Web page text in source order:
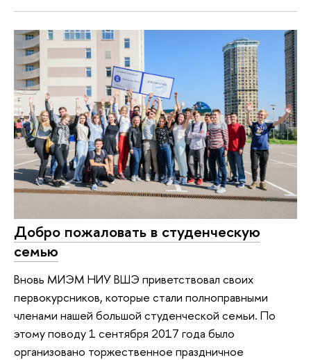
Добро пожаловать в студенческую
семью
Вновь МИЭМ НИУ ВШЭ приветствовал своих
первокурсников, которые стали полноправными
членами нашей большой студенческой семьи. По
этому поводу 1 сентября 2017 года было
организовано торжественное праздничное